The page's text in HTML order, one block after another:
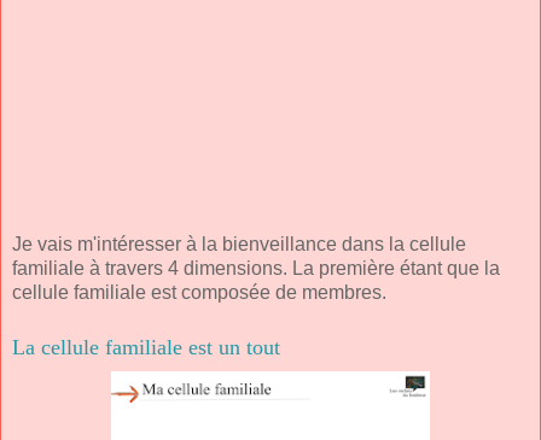
Je vais m'intéresser à la bienveillance dans la cellule
familiale à travers 4 dimensions. La première étant que la
cellule familiale est composée de membres.
La cellule familiale est un tout